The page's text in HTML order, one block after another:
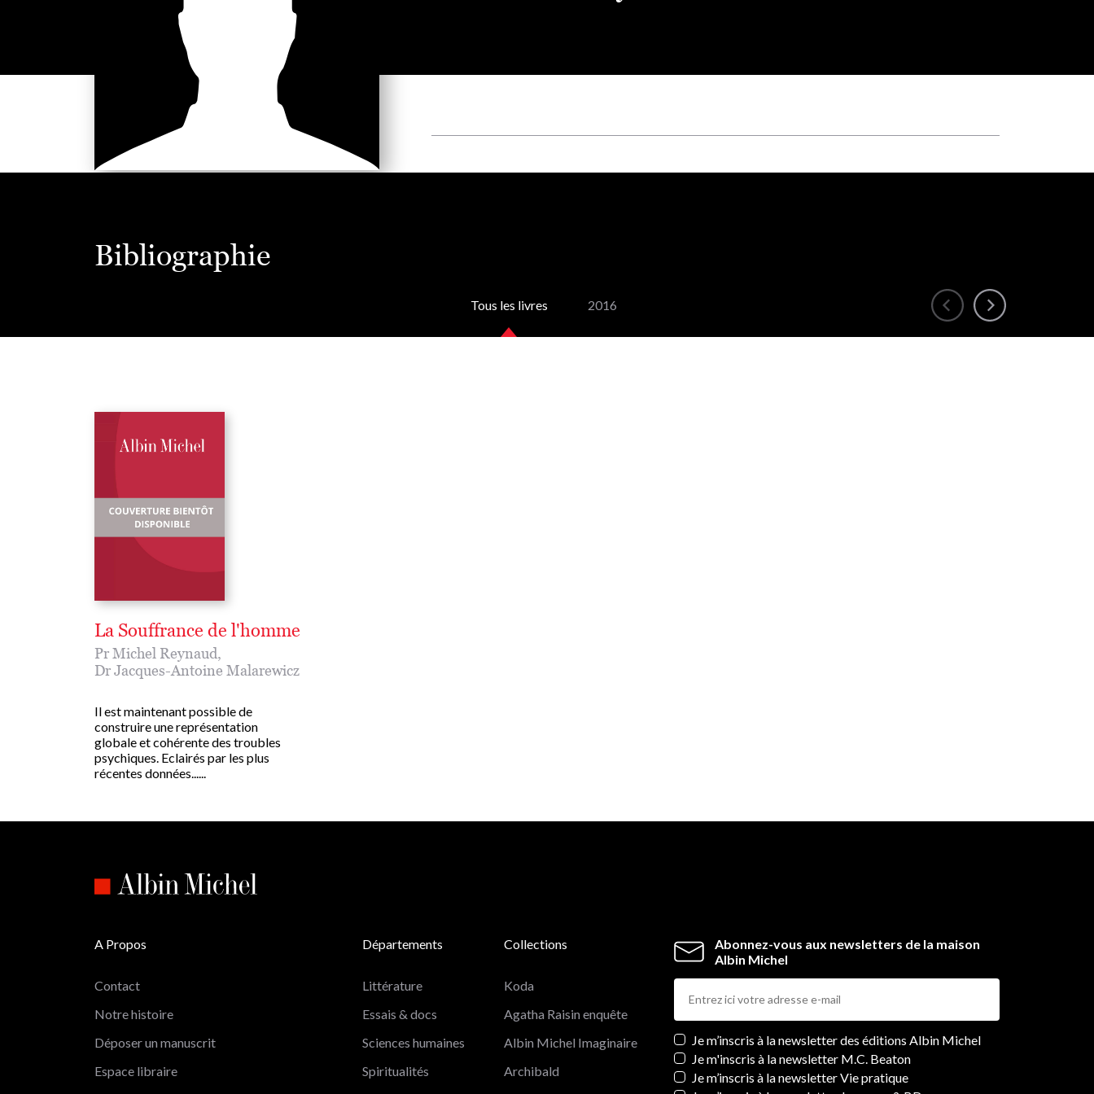
Bibliographie
Tous les livres 2016
La Souffrance de l'homme
Pr Michel Reynaud,
Dr Jacques-Antoine Malarewicz
Il est maintenant possible de
construire une représentation
globale et cohérente des troubles
psychiques. Eclairés par les plus
récentes données......
Abonnez-vous aux newsletters de la maison
Albin Michel
Newsletters
Je m’inscris à la newsletter des éditions Albin Michel
Je m'inscris à la newsletter M.C. Beaton
Je m’inscris à la newsletter Vie pratique
A Propos
Contact
Notre histoire
Déposer un manuscrit
Espace libraire
Départements
Littérature
Essais & docs
Sciences humaines
Spiritualités
Collections
Koda
Agatha Raisin enquête
Albin Michel Imaginaire
Archibald